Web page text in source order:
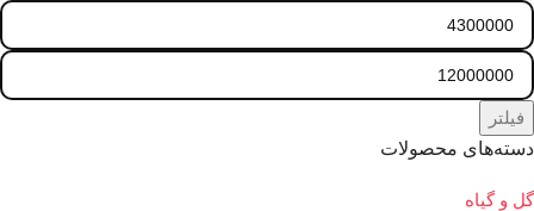
فیلتر
دسته‌های محصولات
گل و گیاه